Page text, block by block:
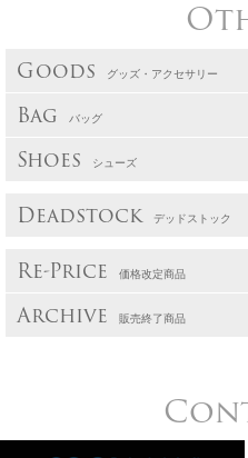
Goods グッズ・アクセサリー
Bag バッグ
Shoes シューズ
Deadstock デッドストック
Re-Price 価格改定商品
Archive 販売終了商品